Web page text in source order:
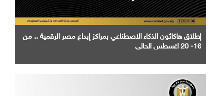
إطلاق هاكاثون الذكاء الاصطناعي بمراكز إبداع مصر الرقمية .. من
16- 20 اغسطس الحالي